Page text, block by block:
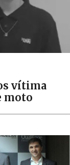
vítima
moto